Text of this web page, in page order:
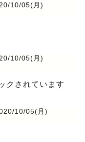
10/05(月)
10/05(月)
クされています
10/05(月)